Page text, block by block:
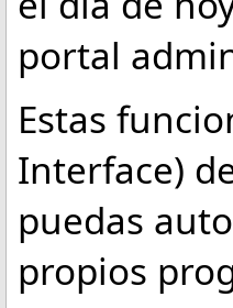
portal
Estas
Interface)
puedas
propios